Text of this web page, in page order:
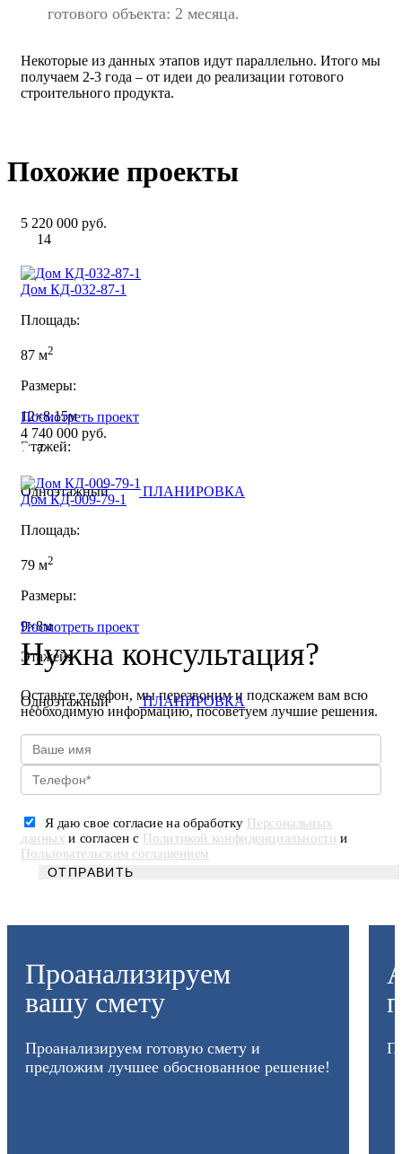
готового объекта: 2 месяца.
Некоторые из данных этапов идут параллельно. Итого мы
получаем 2-3 года – от идеи до реализации готового
строительного продукта.
Похожие проекты
5 220 000 руб.
14
Дом КД-032-87-1
Площадь:
87 м2
Размеры:
12×8.15м
Этажей:
Одноэтажный ПЛАНИРОВКА
Посмотреть проект
4 740 000 руб.
7
Дом КД-009-79-1
Площадь:
79 м2
Размеры:
9×8м
Этажей:
Одноэтажный ПЛАНИРОВКА
Посмотреть проект
Нужна консультация?
Оставьте телефон, мы перезвоним и подскажем вам всю
необходимую информацию, посоветуем лучшие решения.
Я даю свое согласие на обработку Персональных
данных и согласен с Политикой конфиденциальности и
Пользовательским соглашением
ОТПРАВИТЬ
Проанализируем
вашу смету
Проанализируем готовую смету и
предложим лучшее обоснованное решение!